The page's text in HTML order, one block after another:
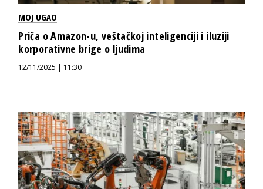
MOJ UGAO
Priča o Amazon-u, veštačkoj inteligenciji i iluziji
korporativne brige o ljudima
12/11/2025 | 11:30